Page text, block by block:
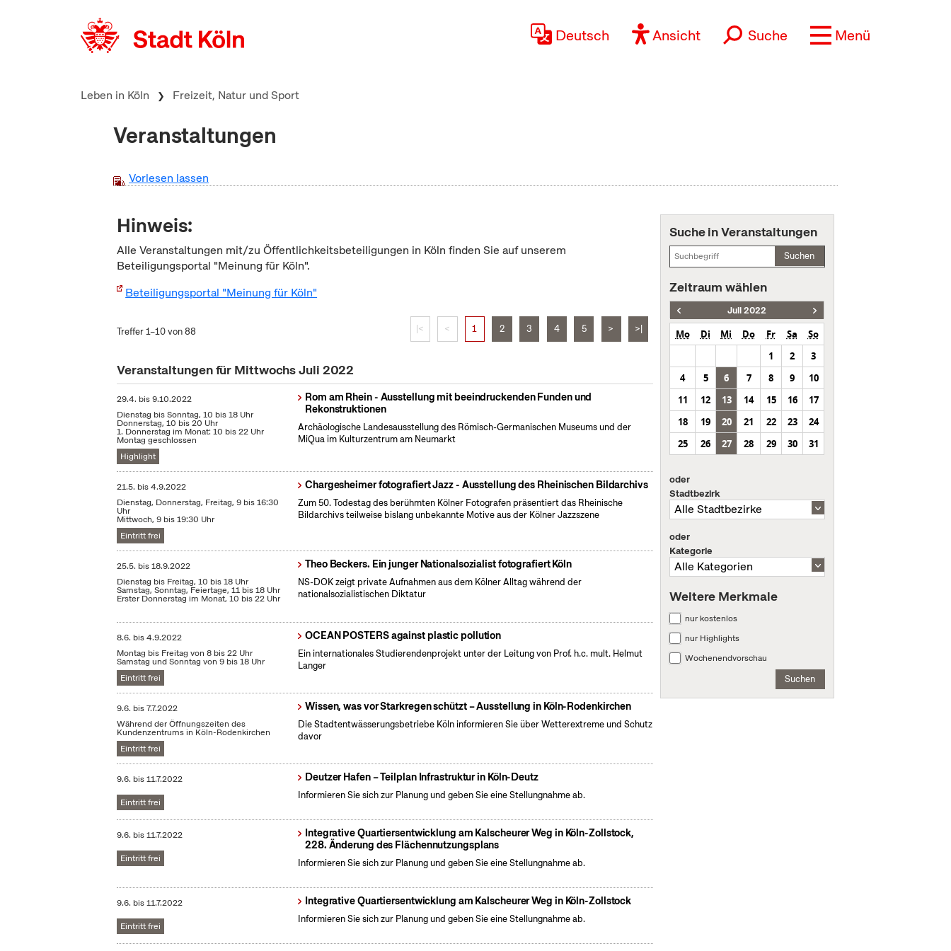
Deutsch Ansicht Suche Menü
Leben in Köln Freizeit, Natur und Sport
Veranstaltungen
Vorlesen lassen
Hinweis:
Alle Veranstaltungen mit/zu Öffentlichkeitsbeteiligungen in Köln finden Sie auf unserem
Beteiligungsportal "Meinung für Köln".
Beteiligungsportal "Meinung für Köln"
Treffer 1–10 von 88 |< < 1 2 3 4 5 > >|
Veranstaltungen für Mittwochs Juli 2022
29.4. bis9.10.2022
Dienstag bis Sonntag, 10 bis 18 Uhr
Donnerstag, 10 bis 20 Uhr
1. Donnerstag im Monat: 10 bis 22 Uhr
Montag geschlossen
Highlight
Rom am Rhein - Ausstellung mit beeindruckenden Funden und
Rekonstruktionen
Archäologische Landesausstellung des Römisch-Germanischen Museums und der
MiQua im Kulturzentrum am Neumarkt
21.5. bis4.9.2022
Dienstag, Donnerstag, Freitag, 9 bis 16:30
Uhr
Mittwoch, 9 bis 19:30 Uhr
Eintritt frei
Chargesheimer fotografiert Jazz - Ausstellung des Rheinischen Bildarchivs
Zum 50. Todestag des berühmten Kölner Fotografen präsentiert das Rheinische
Bildarchivs teilweise bislang unbekannte Motive aus der Kölner Jazzszene
25.5. bis18.9.2022
Dienstag bis Freitag, 10 bis 18 Uhr
Samstag, Sonntag, Feiertage, 11 bis 18 Uhr
Erster Donnerstag im Monat, 10 bis 22 Uhr
Theo Beckers. Ein junger Nationalsozialist fotografiert Köln
NS-DOK zeigt private Aufnahmen aus dem Kölner Alltag während der
nationalsozialistischen Diktatur
8.6. bis4.9.2022
Montag bis Freitag von 8 bis 22 Uhr
Samstag und Sonntag von 9 bis 18 Uhr
Eintritt frei
OCEAN POSTERS against plastic pollution
Ein internationales Studierendenprojekt unter der Leitung von Prof. h.c. mult. Helmut
Langer
9.6. bis7.7.2022
Während der Öffnungszeiten des
Kundenzentrums in Köln-Rodenkirchen
Eintritt frei
Wissen, was vor Starkregen schützt – Ausstellung in Köln-Rodenkirchen
Die Stadtentwässerungsbetriebe Köln informieren Sie über Wetterextreme und Schutz
davor
9.6. bis11.7.2022
Eintritt frei
Deutzer Hafen – Teilplan Infrastruktur in Köln-Deutz
Informieren Sie sich zur Planung und geben Sie eine Stellungnahme ab.
9.6. bis11.7.2022
Eintritt frei
Integrative Quartiersentwicklung am Kalscheurer Weg in Köln-Zollstock,
228. Änderung des Flächennutzungsplans
Informieren Sie sich zur Planung und geben Sie eine Stellungnahme ab.
9.6. bis11.7.2022
Eintritt frei
Integrative Quartiersentwicklung am Kalscheurer Weg in Köln-Zollstock
Informieren Sie sich zur Planung und geben Sie eine Stellungnahme ab.
Suche in Veranstaltungen
Suchen
Zeitraum wählen
Juli 2022
Mo Di Mi Do Fr Sa
So
1
2
3
4
5 6 7 8 9
10
11
12 13 14 15 16
17
18
19 20 21 22 23
24
25
26 27 28 29 30 31
oder
Stadtbezirk
oder
Kategorie
Weitere Merkmale
nur kostenlos
nur Highlights
Wochenendvorschau
Suchen